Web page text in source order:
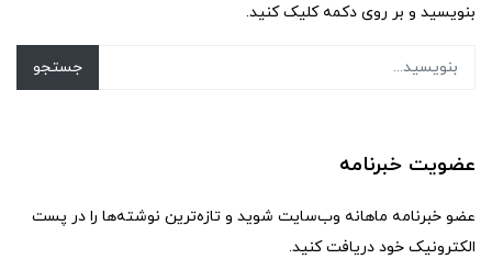
بنویسید و بر روی دکمه کلیک کنید.
جستجو
عضویت خبرنامه
عضو خبرنامه ماهانه وب‌سایت شوید و تازه‌ترین نوشته‌ها را در پست
الکترونیک خود دریافت کنید.